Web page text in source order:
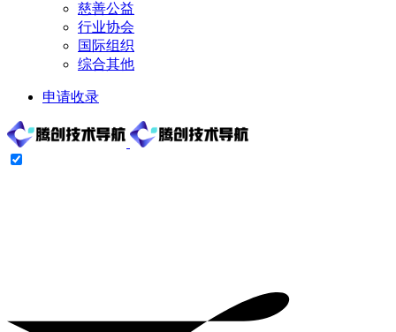
慈善公益
行业协会
国际组织
综合其他
申请收录